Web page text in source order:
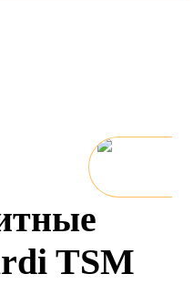
TSM